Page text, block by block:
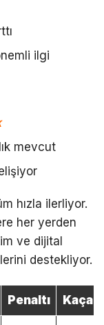
ilgi
mevcut
hızla ilerliyor.
her yerden
ve dijital
destekliyor.
Penaltı Kaçan